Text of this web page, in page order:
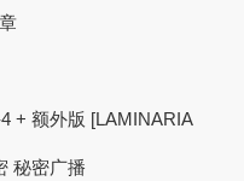
+ 额外版 [LAMINARIA
秘密广播